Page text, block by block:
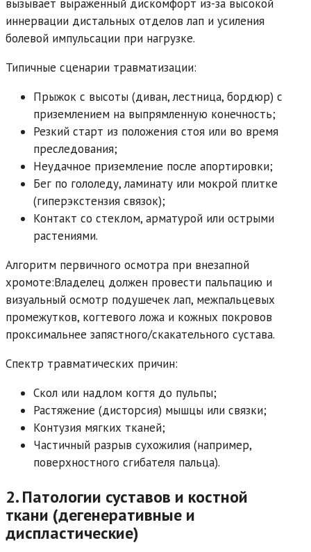
вызывает выраженный дискомфорт из-за высокой
иннервации дистальных отделов лап и усиления
болевой импульсации при нагрузке.
Типичные сценарии травматизации:
Прыжок с высоты (диван, лестница, бордюр) с
приземлением на выпрямленную конечность;
Резкий старт из положения стоя или во время
преследования;
Неудачное приземление после апортировки;
Бег по гололеду, ламинату или мокрой плитке
(гиперэкстензия связок);
Контакт со стеклом, арматурой или острыми
растениями.
Алгоритм первичного осмотра при внезапной
хромоте:Владелец должен провести пальпацию и
визуальный осмотр подушечек лап, межпальцевых
промежутков, когтевого ложа и кожных покровов
проксимальнее запястного/скакательного сустава.
Спектр травматических причин:
Скол или надлом когтя до пульпы;
Растяжение (дисторсия) мышцы или связки;
Контузия мягких тканей;
Частичный разрыв сухожилия (например,
поверхностного сгибателя пальца).
2. Патологии суставов и костной
ткани (дегенеративные и
диспластические)